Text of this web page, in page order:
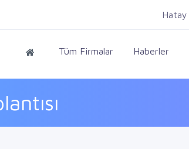
Tüm Firmalar Haberler
Hatay